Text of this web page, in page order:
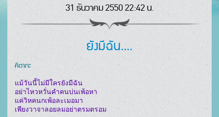
หน้าส่วนตัว
31 ธันวาคม 2550 22:42 น.
ยังมีฉัน....
คีตากะ
แม้วันนี้ไม่มีใครยังมีฉัน
อย่าไหวหวั่นคำคนบ่นเพ้อหา
แค่วิหคนกเพ้อละเมอมา
เพียงวาจาลอยลมอย่าตรมตรอม